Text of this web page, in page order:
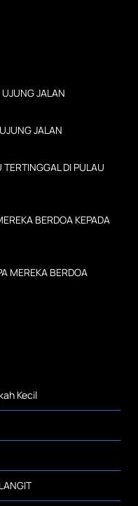
UJUNG JALAN
JALAN
DI PULAU
BERDOA KEPADA
MEREKA BERDOA
Kecil